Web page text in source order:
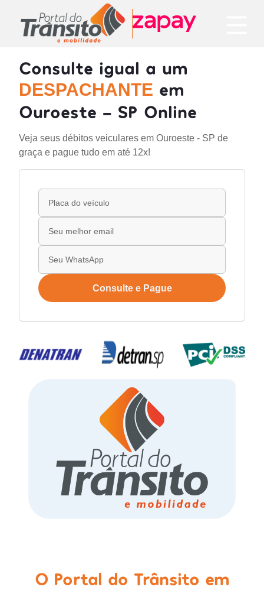
Consulte igual a um
DESPACHANTE em
Ouroeste - SP Online
Veja seus débitos veiculares em Ouroeste - SP de
graça e pague tudo em até 12x!
Consulte e Pague
O Portal do Trânsito em